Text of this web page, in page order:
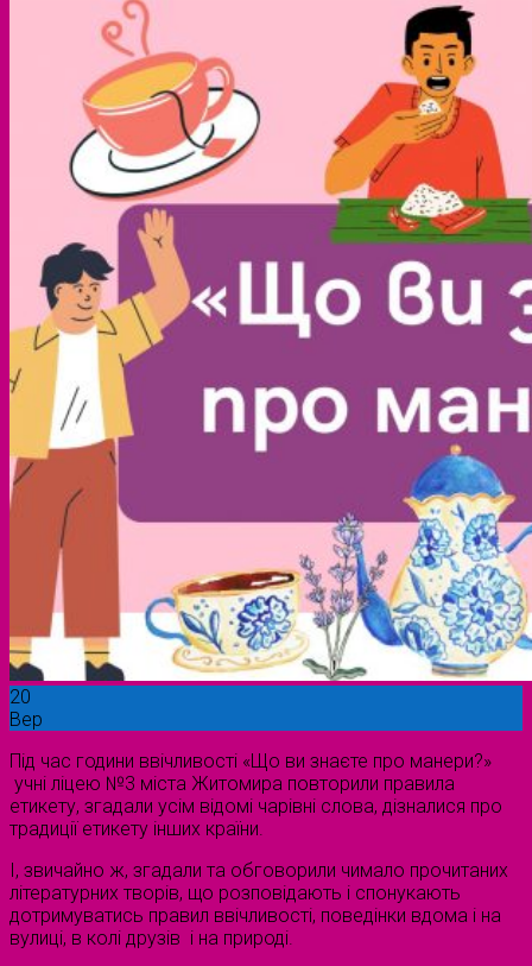
20
Вер
Під час години ввічливості «Що ви знаєте про манери?»
учні ліцею №3 міста Житомира повторили правила
етикету, згадали усім відомі чарівні слова, дізналися про
традиції етикету інших країни.
І, звичайно ж, згадали та обговорили чимало прочитаних
літературних творів, що розповідають і спонукають
дотримуватись правил ввічливості, поведінки вдома і на
вулиці, в колі друзів і на природі.